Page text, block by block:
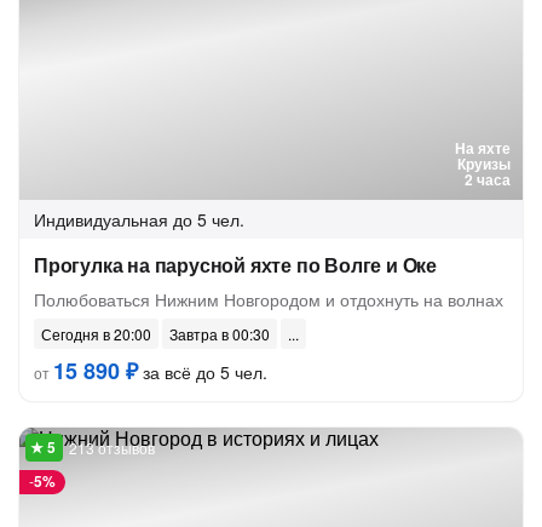
На яхте
Круизы
2 часа
Индивидуальная до 5 чел.
Прогулка на парусной яхте по Волге и Оке
Полюбоваться Нижним Новгородом и отдохнуть на волнах
Сегодня в 20:00
Завтра в 00:30
от 15 890 ₽за всё до 5 чел.
-5%
213 отзывов